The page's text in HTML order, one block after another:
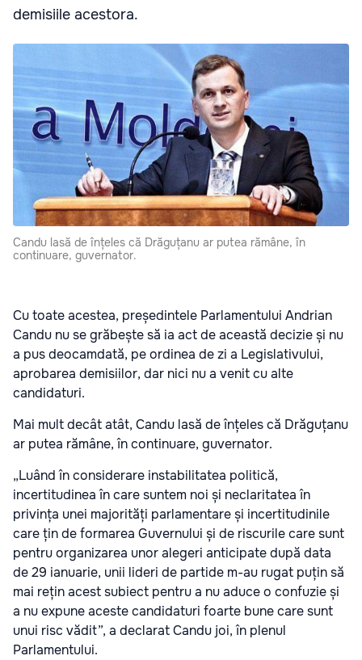
demisiile acestora.
Candu lasă de înțeles că Drăguțanu ar putea rămâne, în
continuare, guvernator.
Cu toate acestea, președintele Parlamentului Andrian
Candu nu se grăbește să ia act de această decizie și nu
a pus deocamdată, pe ordinea de zi a Legislativului,
aprobarea demisiilor, dar nici nu a venit cu alte
candidaturi.
Mai mult decât atât, Candu lasă de înțeles că Drăguțanu
ar putea rămâne, în continuare, guvernator.
„Luând în considerare instabilitatea politică,
incertitudinea în care suntem noi și neclaritatea în
privința unei majorități parlamentare și incertitudinile
care țin de formarea Guvernului și de riscurile care sunt
pentru organizarea unor alegeri anticipate după data
de 29 ianuarie, unii lideri de partide m-au rugat puțin să
mai rețin acest subiect pentru a nu aduce o confuzie și
a nu expune aceste candidaturi foarte bune care sunt
unui risc vădit”, a declarat Candu joi, în plenul
Parlamentului.